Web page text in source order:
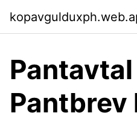
Pantavtal
Pantbrev